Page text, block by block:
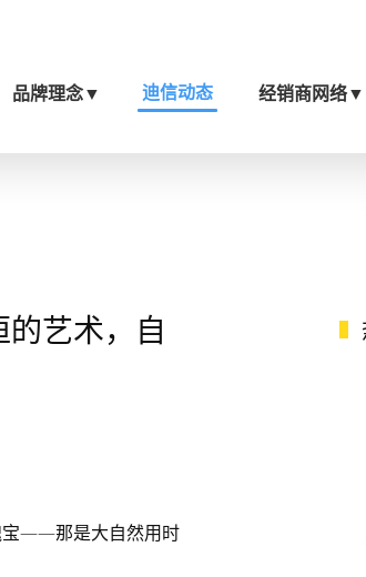
品牌理念▼ 迪信动态 经销商网络▼
艺术，自
宝——那是大自然用时